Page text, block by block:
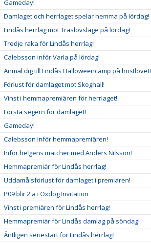
Gameday!
Damlaget och herrlaget spelar hemma på lördag!
Lindås herrlag mot Träslövsläge på lördag!
Tredje raka för Lindås herrlag!
Calebsson inför Varla på lördag!
Anmäl dig till Lindås Halloweencamp på höstlovet!
Förlust för damlaget mot Skoghall!
Vinst i hemmapremiären för herrlaget!
Första segern för damlaget!
Gameday!
Calebsson inför hemmapremiären!
Inför helgens matcher med Anders Nilsson!
Hemmapremiär för Lindås herrlag!
Uddamålsförlust för damlaget i premiären!
P09 blir 2:a i Oxdog Invitation
Vinst i premiären för Lindås herrlag!
Hemmapremiär för Lindås damlag på söndag!
Äntligen seriestart för Lindås herrlag!